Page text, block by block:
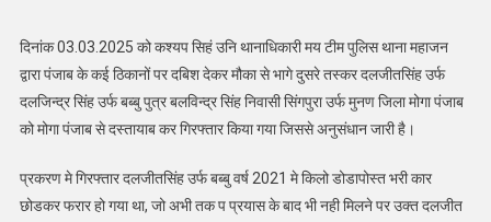
दिनांक 03.03.2025 को कश्यप सिहं उनि थानाधिकारी मय टीम पुलिस थाना महाजन
द्वारा पंजाब के कई ठिकानों पर दबिश देकर मौका से भागे दुसरे तस्कर दलजीतसिंह उर्फ
दलजिन्द्र सिंह उर्फ बब्बु पुत्र बलविन्द्र सिंह निवासी सिंगपुरा उर्फ मुनण जिला मोगा पंजाब
को मोगा पंजाब से दस्तायाब कर गिरफ्तार किया गया जिससे अनुसंधान जारी है।
प्रकरण मे गिरफ्तार दलजीतसिंह उर्फ बब्बु वर्ष 2021 मे किलो डोडापोस्त भरी कार
छोडकर फरार हो गया था, जो अभी तक प प्रयास के बाद भी नही मिलने पर उक्त दलजीत